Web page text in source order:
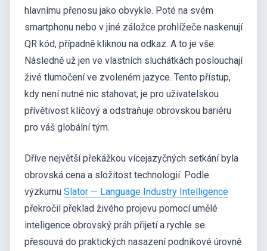
hlavnímu přenosu jako obvykle. Poté na svém
smartphonu nebo v jiné záložce prohlížeče naskenují
QR kód, případně kliknou na odkaz. A to je vše.
Následně už jen ve vlastních sluchátkách poslouchají
živé tlumočení ve zvoleném jazyce. Tento přístup,
kdy není nutné nic stahovat, je pro uživatelskou
přívětivost klíčový a odstraňuje obrovskou bariéru
pro váš globální tým.
Dříve největší překážkou vícejazyčných setkání byla
obrovská cena a složitost technologií. Podle
výzkumu Slator — Language Industry Intelligence
překročil překlad živého projevu pomocí umělé
inteligence obrovský práh přijetí a rychle se
přesouvá do praktických nasazení podnikové úrovně